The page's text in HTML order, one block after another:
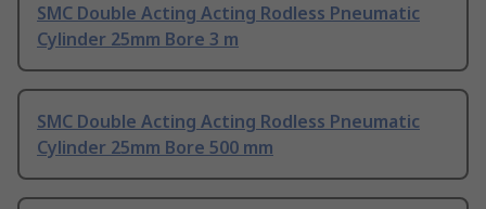
SMC Double Acting Acting Rodless Pneumatic
Cylinder 25mm Bore 3 m
SMC Double Acting Acting Rodless Pneumatic
Cylinder 25mm Bore 500 mm